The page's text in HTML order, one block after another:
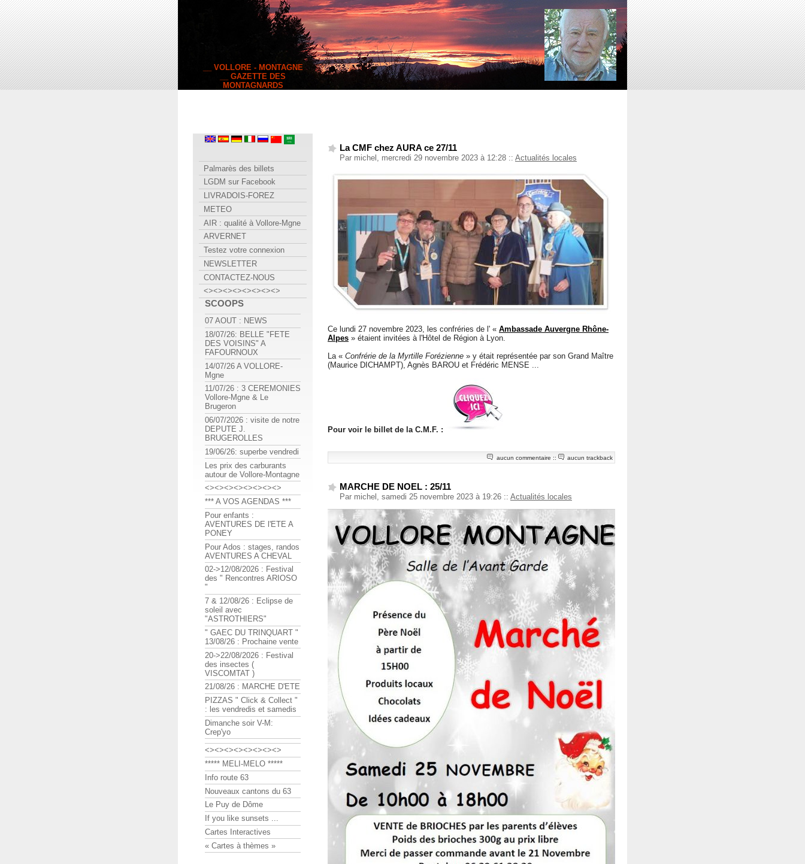
__ VOLLORE - MONTAGNE
__ GAZETTE DES
MONTAGNARDS
La CMF chez AURA ce 27/11
Par michel, mercredi 29 novembre 2023 à 12:28 :: Actualités locales
Ce lundi 27 novembre 2023, les confréries de l' « Ambassade Auvergne Rhône-
Alpes » étaient invitées à l'Hôtel de Région à Lyon.
La « Confrérie de la Myrtille Forézienne » y était représentée par son Grand Maître
(Maurice DICHAMPT), Agnès BAROU et Frédéric MENSE ...
Pour voir le billet de la C.M.F. :
aucun commentaire :: aucun trackback
MARCHE DE NOEL : 25/11
Par michel, samedi 25 novembre 2023 à 19:26 :: Actualités locales
Palmarès des billets
LGDM sur Facebook
LIVRADOIS-FOREZ
METEO
AIR : qualité à Vollore-Mgne
ARVERNET
Testez votre connexion
NEWSLETTER
CONTACTEZ-NOUS
<><><><><><><><>
SCOOPS
07 AOUT : NEWS
18/07/26: BELLE "FETE
DES VOISINS" A
FAFOURNOUX
14/07/26 A VOLLORE-
Mgne
11/07/26 : 3 CEREMONIES
Vollore-Mgne & Le
Brugeron
06/07/2026 : visite de notre
DEPUTE J.
BRUGEROLLES
19/06/26: superbe vendredi
Les prix des carburants
autour de Vollore-Montagne
<><><><><><><><>
*** A VOS AGENDAS ***
Pour enfants :
AVENTURES DE l'ETE A
PONEY
Pour Ados : stages, randos
AVENTURES A CHEVAL
02->12/08/2026 : Festival
des " Rencontres ARIOSO
"
7 & 12/08/26 : Eclipse de
soleil avec
"ASTROTHIERS"
" GAEC DU TRINQUART "
13/08/26 : Prochaine vente
20->22/08/2026 : Festival
des insectes (
VISCOMTAT )
21/08/26 : MARCHE D'ETE
PIZZAS " Click & Collect "
: les vendredis et samedis
Dimanche soir V-M:
Crep'yo
<><><><><><><><>
***** MELI-MELO *****
Info route 63
Nouveaux cantons du 63
Le Puy de Dôme
If you like sunsets ...
Cartes Interactives
« Cartes à thèmes »